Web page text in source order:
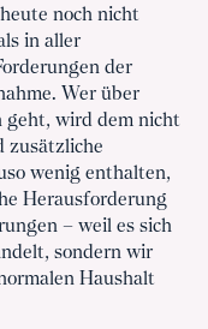
noch nicht
in aller
der
Wer über
geht, wird dem nicht
zusätzliche
wenig enthalten,
Herausforderung
– weil es sich
sondern wir
Haushalt